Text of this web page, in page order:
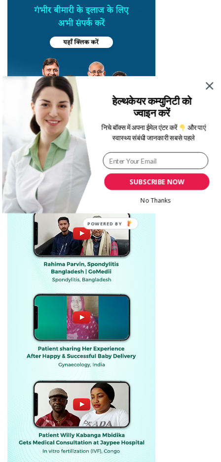
SUBSCRIBE NOW
हेल्थकेयर कम्युनिटी को
ज्वाइन करें
निचे बॉक्स में अपना ईमेल एंटर करें
और पाएं
स्वास्थ्य संबंधी जानकारी सबसे पहले
No Thanks
POWERED BY